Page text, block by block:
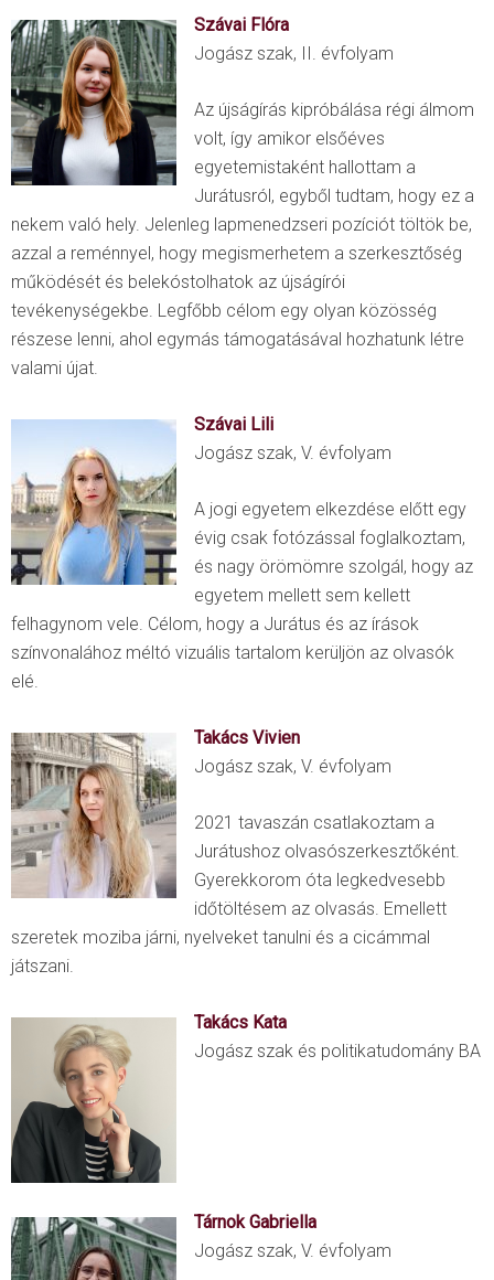
Szávai Flóra
Jogász szak, II. évfolyam
Az újságírás kipróbálása régi álmom
volt, így amikor elsőéves
egyetemistaként hallottam a
Jurátusról, egyből tudtam, hogy ez a
nekem való hely. Jelenleg lapmenedzseri pozíciót töltök be,
azzal a reménnyel, hogy megismerhetem a szerkesztőség
működését és belekóstolhatok az újságírói
tevékenységekbe. Legfőbb célom egy olyan közösség
részese lenni, ahol egymás támogatásával hozhatunk létre
valami újat.
Szávai Lili
Jogász szak, V. évfolyam
A jogi egyetem elkezdése előtt egy
évig csak fotózással foglalkoztam,
és nagy örömömre szolgál, hogy az
egyetem mellett sem kellett
felhagynom vele. Célom, hogy a Jurátus és az írások
színvonalához méltó vizuális tartalom kerüljön az olvasók
elé.
Takács Vivien
Jogász szak, V. évfolyam
2021 tavaszán csatlakoztam a
Jurátushoz olvasószerkesztőként.
Gyerekkorom óta legkedvesebb
időtöltésem az olvasás. Emellett
szeretek moziba járni, nyelveket tanulni és a cicámmal
játszani.
Takács Kata
Jogász szak és politikatudomány BA
Tárnok Gabriella
Jogász szak, V. évfolyam